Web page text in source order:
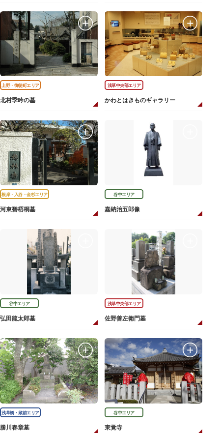
上野・御徒町エリア
北村季吟の墓
浅草中央部エリア
かわとはきものギャラリー
根岸・入谷・金杉エリア
河東碧梧桐墓
谷中エリア
嘉納治五郎像
谷中エリア
弘田龍太郎墓
浅草中央部エリア
佐野善左衛門墓
浅草橋・蔵前エリア
勝川春章墓
谷中エリア
東覚寺